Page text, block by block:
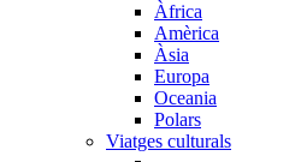
Àfrica
Amèrica
Àsia
Europa
Oceania
Polars
Viatges culturals